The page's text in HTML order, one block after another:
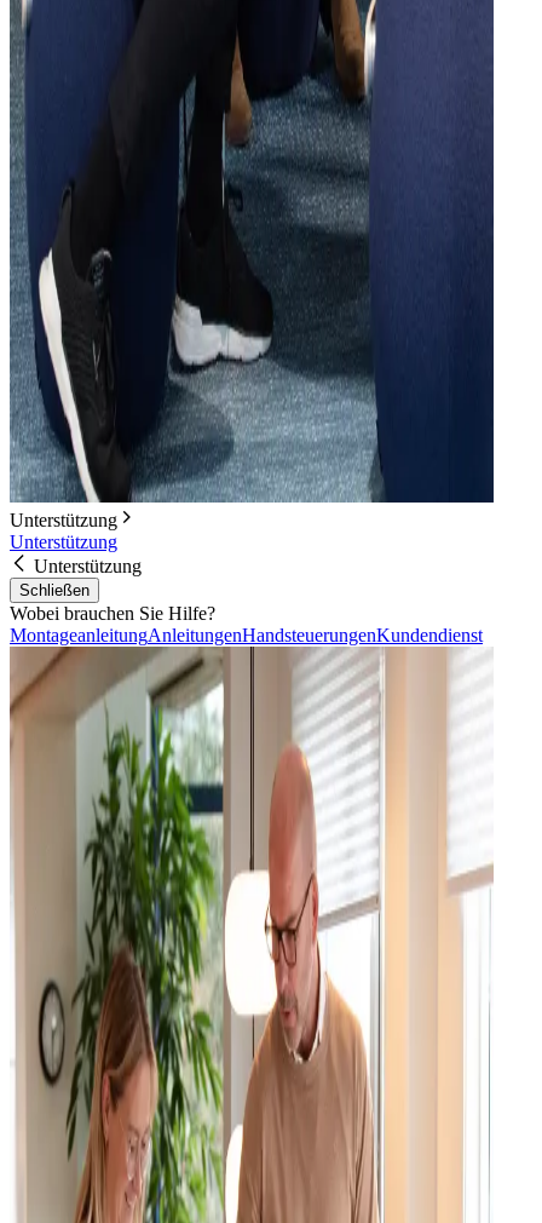
Unterstützung
Unterstützung
Unterstützung
Schließen
Wobei brauchen Sie Hilfe?
MontageanleitungAnleitungenHandsteuerungenKundendienst